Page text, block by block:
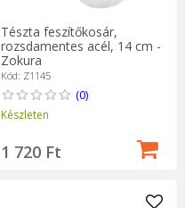
Tészta feszítőkosár,
rozsdamentes acél, 14 cm -
Zokura
Kód: Z1145
(0)
Készleten
1 720 Ft